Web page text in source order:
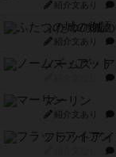
紹介文あり
ふたつの城
紹介文あり
ノームズ・
マーリン
紹介文あり
フラットア